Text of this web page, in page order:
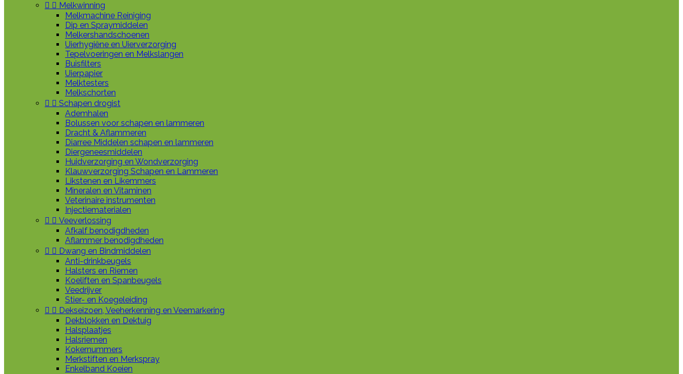
  Melkwinning
Melkmachine Reiniging
Dip en Spraymiddelen
Melkershandschoenen
Uierhygiëne en Uierverzorging
Tepelvoeringen en Melkslangen
Buisfilters
Uierpapier
Melktesters
Melkschorten
  Schapen drogist
Ademhalen
Bolussen voor schapen en lammeren
Dracht & Aflammeren
Diarree Middelen schapen en lammeren
Diergeneesmiddelen
Huidverzorging en Wondverzorging
Klauwverzorging Schapen en Lammeren
Likstenen en Likemmers
Mineralen en Vitaminen
Veterinaire instrumenten
Injectiematerialen
  Veeverlossing
Afkalf benodigdheden
Aflammer benodigdheden
  Dwang en Bindmiddelen
Anti-drinkbeugels
Halsters en Riemen
Koeliften en Spanbeugels
Veedrijver
Stier- en Koegeleiding
  Dekseizoen, Veeherkenning en Veemarkering
Dekblokken en Dektuig
Halsplaatjes
Halsriemen
Kokernummers
Merkstiften en Merkspray
Enkelband Koeien